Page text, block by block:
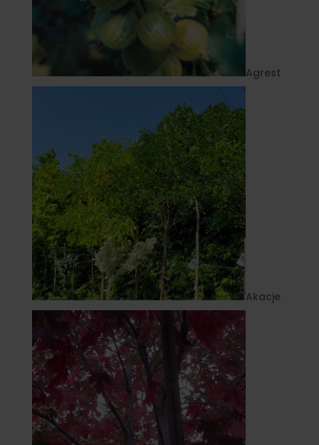
Agrest
Akacje